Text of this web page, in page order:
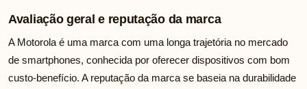
Avaliação geral e reputação da marca
A Motorola é uma marca com uma longa trajetória no mercado
de smartphones, conhecida por oferecer dispositivos com bom
custo-benefício. A reputação da marca se baseia na durabilidade